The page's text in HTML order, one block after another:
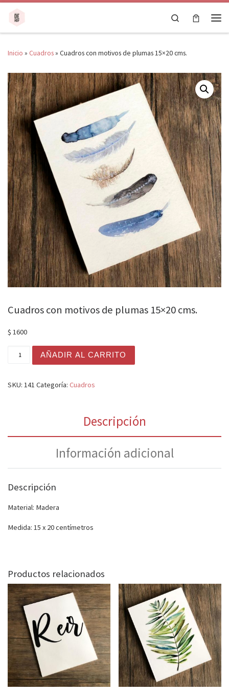
Saltar al contenido
Search
Inicio » Cuadros» Cuadros con motivos de plumas 15×20 cms.
Cuadros con motivos de plumas 15×20 cms.
$ 1600
Cuadros con motivos de plumas 15x20 cms. cantidad
AÑADIR AL CARRITO
SKU: 141 Categoría: Cuadros
Descripción
Información adicional
Descripción
Material: Madera
Medida: 15 x 20 centímetros
Productos relacionados